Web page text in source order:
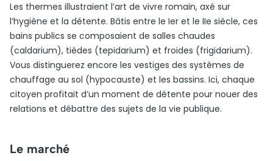
Les thermes illustraient l’art de vivre romain, axé sur
l’hygiène et la détente. Bâtis entre le Ier et le IIe siècle, ces
bains publics se composaient de salles chaudes
(caldarium), tièdes (tepidarium) et froides (frigidarium).
Vous distinguerez encore les vestiges des systèmes de
chauffage au sol (hypocauste) et les bassins. Ici, chaque
citoyen profitait d’un moment de détente pour nouer des
relations et débattre des sujets de la vie publique.
Le marché